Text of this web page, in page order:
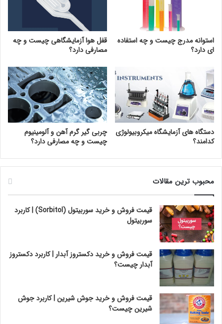
استوانه مدرج چیست و چه استفاده
ای دارد؟
قفل هوا آزمایشگاهی چیست و چه
مصارفی دارد؟
دستگاه های آزمایشگاه میکروبیولوژی
کدامند؟
چربی گیر گرم آهن و آلومینیوم
چیست و چه مصارفی دارد؟
محبوب ترین مقالات
قیمت فروش و خرید سوربیتول (Sorbitol) | کاربرد
سوربیتول
قیمت فروش و خرید دکستروز آبدار | کاربرد دکستروز
آبدار چیست؟
قیمت فروش و خرید جوش شیرین | کاربرد جوش
شیرین چیست؟